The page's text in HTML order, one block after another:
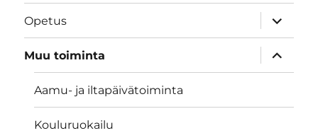
Opetus
näytä
Muu toiminta
näytä
Aamu- ja iltapäivätoiminta
Kouluruokailu